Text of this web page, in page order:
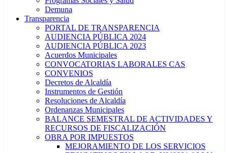
Demuna
Transparencia
PORTAL DE TRANSPARENCIA
AUDIENCIA PÚBLICA 2024
AUDIENCIA PÚBLICA 2023
Acuerdos Municipales
CONVOCATORIAS LABORALES CAS
CONVENIOS
Decretos de Alcaldía
Instrumentos de Gestión
Resoluciones de Alcaldía
Ordenanzas Municipales
BALANCE SEMESTRAL DE ACTIVIDADES Y
RECURSOS DE FISCALIZACIÓN
OBRA POR IMPUESTOS
MEJORAMIENTO DE LOS SERVICIOS